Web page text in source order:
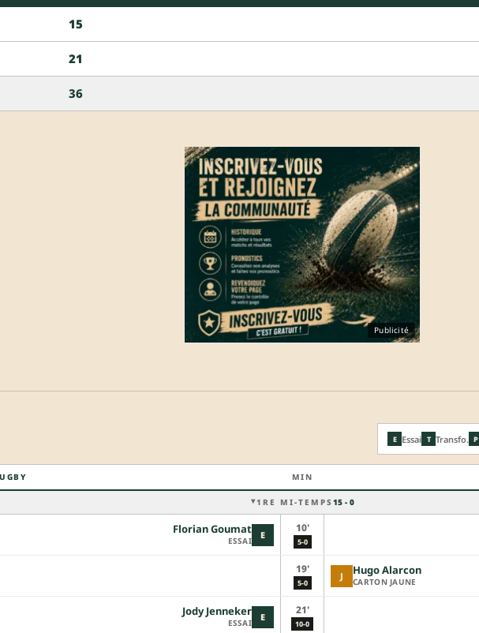
15
21
36
Publicité
E Essai T Transfo. P
MIN
1RE MI-TEMPS 15 - 0
E
Florian Goumat
ESSAI
10'
5-0
19'
5-0
J Hugo Alarcon
CARTON JAUNE
E
Jody Jenneker
ESSAI
21'
10-0